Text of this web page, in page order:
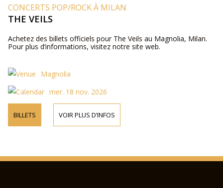
CONCERTS POP/ROCK À MILAN
THE VEILS
Achetez des billets officiels pour The Veils au Magnolia, Milan.
Pour plus d’informations, visitez notre site web.
Magnolia
mer. 18 nov. 2026
BILLETS VOIR PLUS D’INFOS